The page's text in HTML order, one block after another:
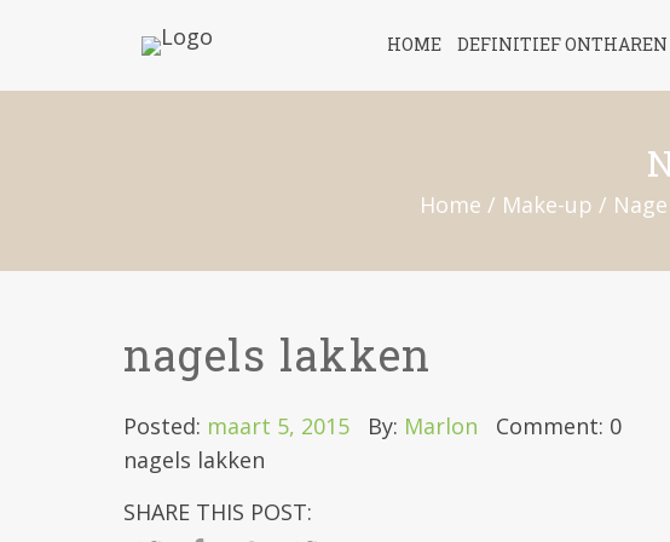
HOME DEFINITIEF ONTHAREN
Home / Make-up /
nagels lakken
Posted: maart 5, 2015 By: Marlon
Comment: 0
nagels lakken
SHARE THIS POST: